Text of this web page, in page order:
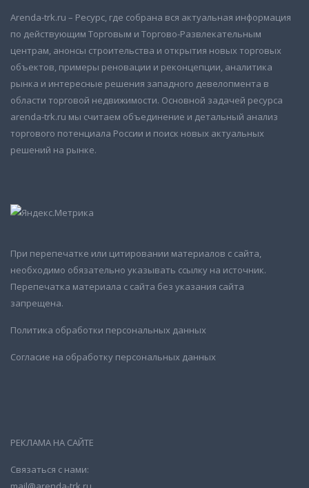
Arenda-trk.ru – Ресурс, где собрана вся актуальная информация
по действующим Торговым и Торгово-Развлекательным
центрам, анонсы строительства и открытия новых торговых
объектов, примеры реновации и реконцепции, аналитика
рынка и интересные решения западного девелопмента в
области торговой недвижимости. Основной задачей ресурса
arenda-trk.ru мы считаем объединение и детальный анализ
торгового потенциала России и поиск новых актуальных
решений на рынке.
При перепечатке или цитировании материалов с сайта,
необходимо обязательно указывать ссылку на источник.
Перепечатка материала с сайта без указания сайта
запрещена.
Политика обработки персональных данных
Согласие на обработку персональных данных
РЕКЛАМА НА САЙТЕ
Связаться с нами: